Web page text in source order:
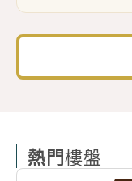
熱門樓盤